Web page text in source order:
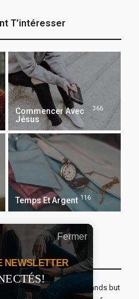
T’intéresser
Commencer Avec
Jésus
366
Temps Et Argent 116
Chaque Matin
not in seeking new lands but
Fermer
NEWSLETTER